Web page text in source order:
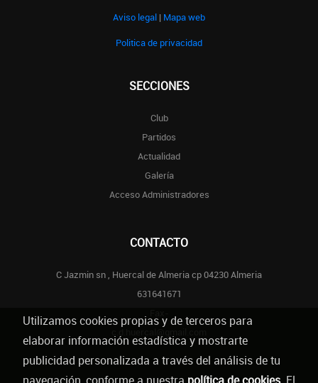
Aviso legal | Mapa web
Politica de privacidad
SECCIONES
Club
Partidos
Actualidad
Galería
Acceso Administradores
CONTACTO
C Jazmin sn , Huercal de Almeria cp 04230 Almeria
631641671
Utilizamos cookies propias y de terceros para
elaborar información estadística y mostrarte
publicidad personalizada a través del análisis de tu